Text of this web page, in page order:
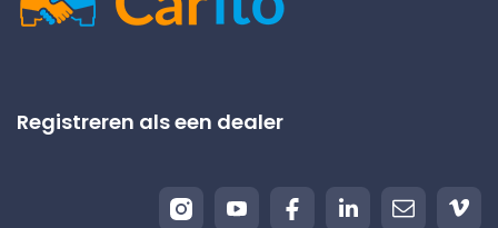
Registreren als een dealer